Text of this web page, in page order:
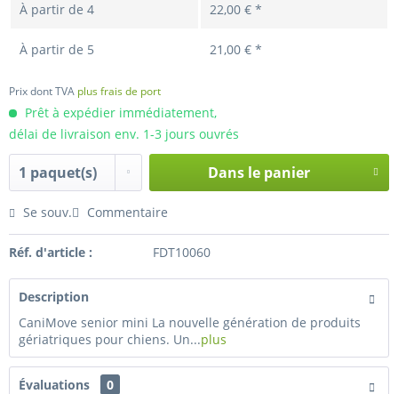
À partir de 4 22,00 € *
À partir de 5 21,00 € *
Prix dont TVA plus frais de port
Prêt à expédier immédiatement,
délai de livraison env. 1-3 jours ouvrés
Dans le panier
Se souv. Commentaire
Réf. d'article : FDT10060
Description
CaniMove senior mini La nouvelle génération de produits
gériatriques pour chiens. Un...plus
Évaluations
0